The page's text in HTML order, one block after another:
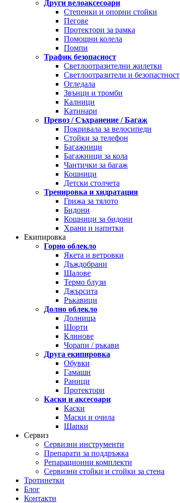
Други велоаксесоари
Степенки и опорни стойки
Пегове
Протектори за рамка
Помощни колела
Помпи
Трафик безопасност
Светлоотразителни жилетки
Светлоотразители и безопастност
Огледала
Звънци и тромби
Калници
Катинари
Превоз / Съхранение / Багаж
Покривала за велосипеди
Стойки за телефон
Багажници
Багажници за кола
Чантички за багаж
Кошници
Детски столчета
Тренировка и хидратация
Грижа за тялото
Бидони
Кошници за бидони
Храни и напитки
Екипировка
Горно облекло
Якета и ветровки
Дъждобрани
Шалове
Термо блузи
Джърсита
Ръкавици
Долно облекло
Долнища
Шорти
Клинове
Чорапи / ръкави
Друга екипировка
Обувки
Гамаши
Раници
Протектори
Каски и аксесоари
Каски
Маски и очила
Шапки
Сервиз
Сервизни инструменти
Препарати за поддръжка
Репарационни комплекти
Сервизни стойки и стойки за стена
Тротинетки
Блог
Контакти